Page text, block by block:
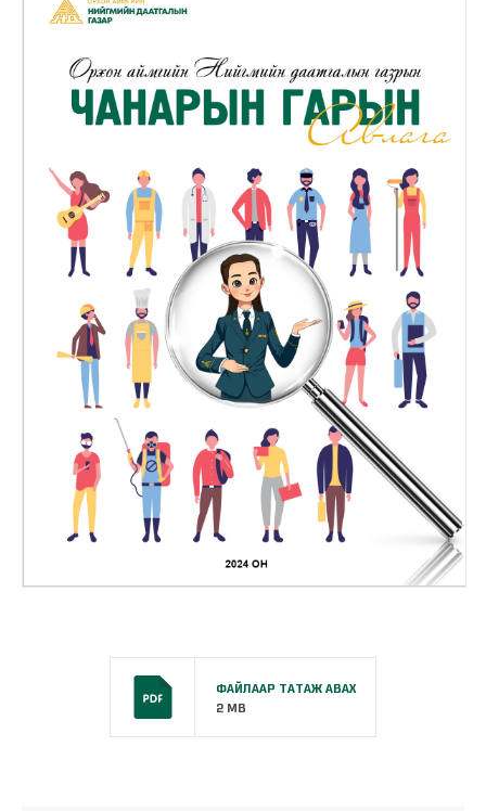
ФАЙЛААР ТАТАЖ АВАХ
2 MB